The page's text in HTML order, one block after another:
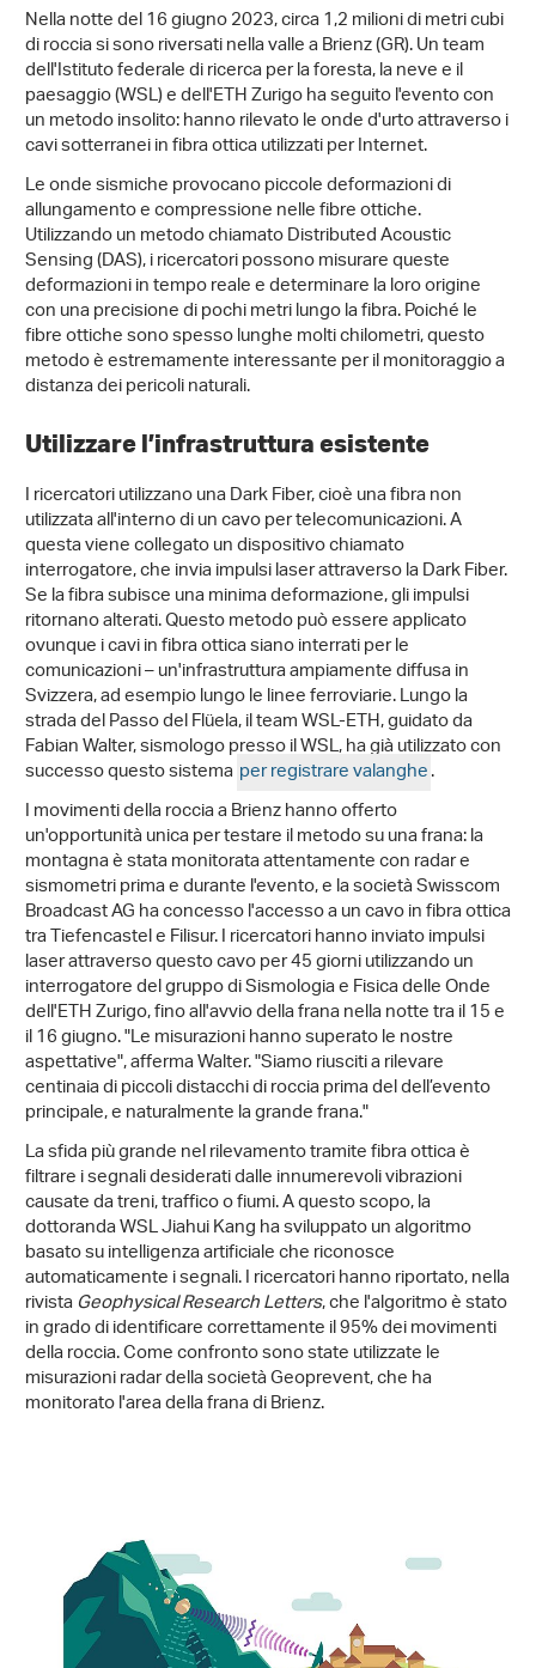
Nella notte del 16 giugno 2023, circa 1,2 milioni di metri cubi
di roccia si sono riversati nella valle a Brienz (GR). Un team
dell'Istituto federale di ricerca per la foresta, la neve e il
paesaggio (WSL) e dell'ETH Zurigo ha seguito l'evento con
un metodo insolito: hanno rilevato le onde d'urto attraverso i
cavi sotterranei in fibra ottica utilizzati per Internet.
Le onde sismiche provocano piccole deformazioni di
allungamento e compressione nelle fibre ottiche.
Utilizzando un metodo chiamato Distributed Acoustic
Sensing (DAS), i ricercatori possono misurare queste
deformazioni in tempo reale e determinare la loro origine
con una precisione di pochi metri lungo la fibra. Poiché le
fibre ottiche sono spesso lunghe molti chilometri, questo
metodo è estremamente interessante per il monitoraggio a
distanza dei pericoli naturali.
Utilizzare l’infrastruttura esistente
I ricercatori utilizzano una Dark Fiber, cioè una fibra non
utilizzata all'interno di un cavo per telecomunicazioni. A
questa viene collegato un dispositivo chiamato
interrogatore, che invia impulsi laser attraverso la Dark Fiber.
Se la fibra subisce una minima deformazione, gli impulsi
ritornano alterati. Questo metodo può essere applicato
ovunque i cavi in fibra ottica siano interrati per le
comunicazioni – un'infrastruttura ampiamente diffusa in
Svizzera, ad esempio lungo le linee ferroviarie. Lungo la
strada del Passo del Flüela, il team WSL-ETH, guidato da
Fabian Walter, sismologo presso il WSL, ha già utilizzato con
successo questo sistema per registrare valanghe.
I movimenti della roccia a Brienz hanno offerto
un'opportunità unica per testare il metodo su una frana: la
montagna è stata monitorata attentamente con radar e
sismometri prima e durante l'evento, e la società Swisscom
Broadcast AG ha concesso l'accesso a un cavo in fibra ottica
tra Tiefencastel e Filisur. I ricercatori hanno inviato impulsi
laser attraverso questo cavo per 45 giorni utilizzando un
interrogatore del gruppo di Sismologia e Fisica delle Onde
dell'ETH Zurigo, fino all'avvio della frana nella notte tra il 15 e
il 16 giugno. "Le misurazioni hanno superato le nostre
aspettative", afferma Walter. "Siamo riusciti a rilevare
centinaia di piccoli distacchi di roccia prima del dell’evento
principale, e naturalmente la grande frana."
La sfida più grande nel rilevamento tramite fibra ottica è
filtrare i segnali desiderati dalle innumerevoli vibrazioni
causate da treni, traffico o fiumi. A questo scopo, la
dottoranda WSL Jiahui Kang ha sviluppato un algoritmo
basato su intelligenza artificiale che riconosce
automaticamente i segnali. I ricercatori hanno riportato, nella
rivistaGeophysical Research Letters, che l'algoritmo è stato
in grado di identificare correttamente il 95% dei movimenti
della roccia. Come confronto sono state utilizzate le
misurazioni radar della società Geoprevent, che ha
monitorato l'area della frana di Brienz.